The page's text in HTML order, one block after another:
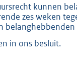
kunnen
zes weken
in ons besluit.